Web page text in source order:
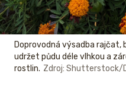
Doprovodná výsadba rajčat,
udržet půdu déle vlhkou a
rostlin. Zdroj: Shutterstock/